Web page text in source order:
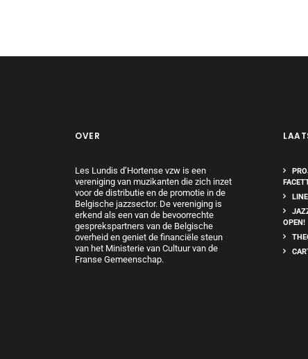
OVER
Les Lundis d’Hortense vzw is een
vereniging van muzikanten die zich inzet
voor de distributie en de promotie in de
Belgische jazzsector. De vereniging is
erkend als een van de bevoorrechte
gesprekspartners van de Belgische
overheid en geniet de financiële steun
van het Ministerie van Cultuur van de
Franse Gemeenschap.
OPEN!